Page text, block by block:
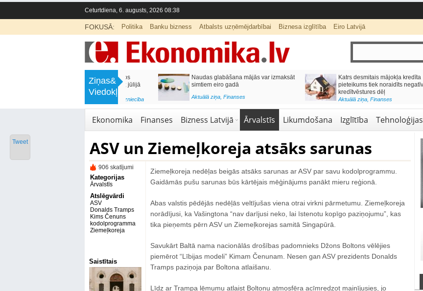
Ceturtdiena, 6. augusts, 2026 08:38
FOKUSĀ: Politika Banku bizness Atbalsts uzņēmējdarbībai Biznesa izglītība Eiro Latvijā
Ziņas&
Viedokļi
Septiņos mēnešos Vivi vilcienos
pārvadāti 12 miljoni pasažieru; jūlijā
Naudas glabāšana mājās var izmaksāt
simtiem eiro gadā
Finanses
Katrs desmitais mājokļa kredīta
pieteikums tiek noraidīts negatīvas
kredītvēstures dēļ
Aktuālā ziņa Finanses
Ekonomika Finanses Bizness Latvijā Ārvalstīs Likumdošana Izglītība Tehnoloģijas
ASV un Ziemeļkoreja atsāks sarunas
906 skatījumi
Kategorijas
Ārvalstīs
Atslēgvārdi
ASV
Donalds Tramps
Kims Čenuns
kodolprogramma
Ziemeļkoreja
Saistītais
Ziemeļkoreja nedēļas beigās atsāks sarunas ar ASV par savu kodolprogrammu.
Gaidāmās pušu sarunas būs kārtējais mēģinājums panākt mieru reģionā.
Abas valstis pēdējās nedēļās veltījušas viena otrai virkni pārmetumu. Ziemeļkoreja
norādījusi, ka Vašingtona “nav darījusi neko, lai īstenotu kopīgo paziņojumu”, kas
tika pieņemts pērn ASV un Ziemeļkorejas samitā Singapūrā.
Savukārt Baltā nama nacionālās drošības padomnieks Džons Boltons vēlējies
piemērot “Lībijas modeli” Kimam Čenunam. Nesen gan ASV prezidents Donalds
Tramps paziņoja par Boltona atlaišanu.
Līdz ar Trampa lēmumu atlaist Boltonu atmosfēra acīmredzot mainījusies, jo
Tweet